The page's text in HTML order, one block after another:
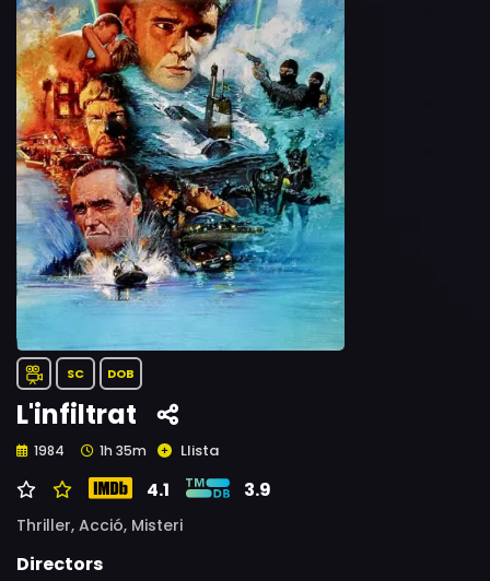
SC DOB
L'infiltrat
1984 1h 35m Llista
4.1 3.9
Thriller, Acció, Misteri
Directors